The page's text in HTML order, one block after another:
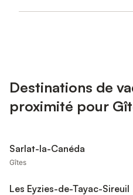
Destinations de
proximité pour
Sarlat-la-Canéda
Gîtes
Les Eyzies-de-Tayac-Sireuil